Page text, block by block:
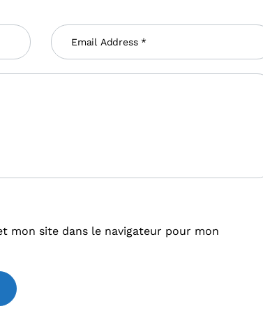
mon site dans le navigateur pour mon